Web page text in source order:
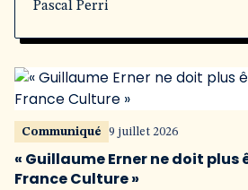
Pascal Perri
Communiqué 9 juillet 2026
« Guillaume Erner ne doit plus
France Culture »